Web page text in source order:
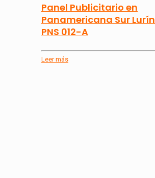
Panel Publicitario en
Panamericana Sur Lurín
PNS 012-A
Leer más